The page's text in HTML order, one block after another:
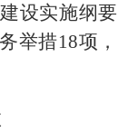
设实施纲要
举措18项，